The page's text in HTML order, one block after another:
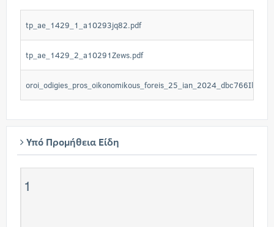
tp_ae_1429_1_a10293jq82.pdf
tp_ae_1429_2_a10291Zews.pdf
Υπό Προμήθεια Είδη
1